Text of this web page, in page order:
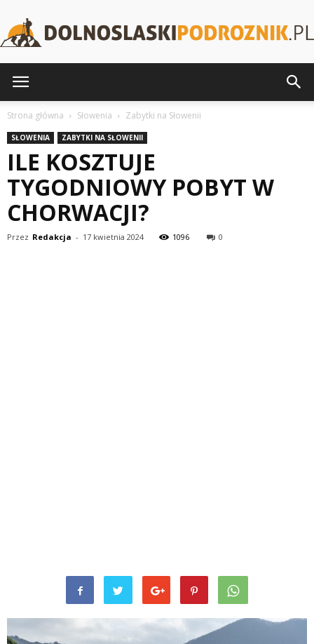
Strona główna Słowenia Zabytki na Słowenii
SŁOWENIA ZABYTKI NA SŁOWENII
ILE KOSZTUJE
TYGODNIOWY POBYT W
CHORWACJI?
Przez Redakcja - 17 kwietnia 2024 1096 0